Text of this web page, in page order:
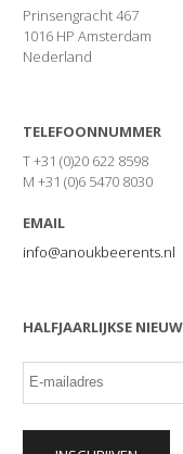
Prinsengracht 467
1016 HP Amsterdam
Nederland
TELEFOONNUMMER
T +31 (0)20 622 8598
M +31 (0)6 5470 8030
EMAIL
info@anoukbeerents.nl
HALFJAARLIJKSE